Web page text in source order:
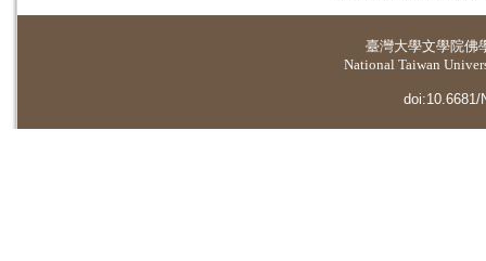
臺灣大學文學院佛
National Taiwan
doi:10.6681/